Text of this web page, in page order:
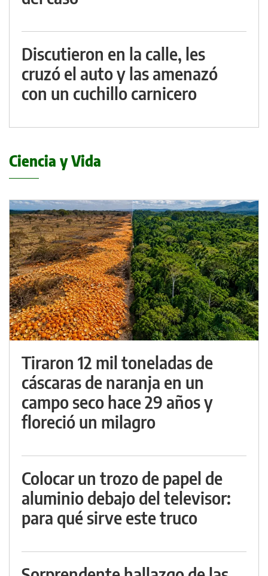
Discutieron en la calle, les
cruzó el auto y las amenazó
con un cuchillo carnicero
Ciencia y Vida
Tiraron 12 mil toneladas de
cáscaras de naranja en un
campo seco hace 29 años y
floreció un milagro
Colocar un trozo de papel de
aluminio debajo del televisor:
para qué sirve este truco